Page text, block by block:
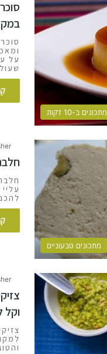
מתכונים ב-10 דקות
על
מתכונים טבעוניים
וקל